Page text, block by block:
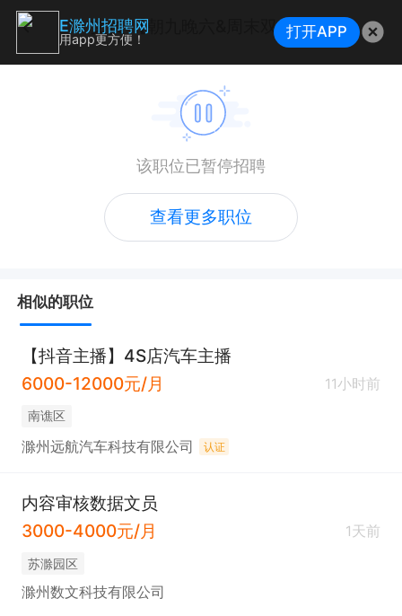
文员 【朝九晚六&周末双休】
该职位已暂停招聘
查看更多职位
相似的职位
【抖音主播】4S店汽车主播
6000-12000元/月
11小时前
南谯区
滁州远航汽车科技有限公司 认证
内容审核数据文员
3000-4000元/月
1天前
苏滁园区
滁州数文科技有限公司
E滁州招聘网
用app更方便！ 打开APP